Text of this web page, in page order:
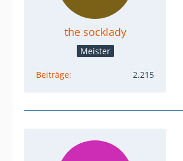
the socklady
Meister
Beiträge 2.215